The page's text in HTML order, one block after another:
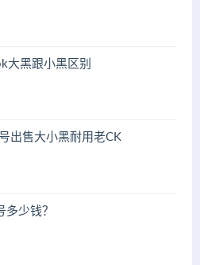
大黑跟小黑区别
出售大小黑耐用老CK
多少钱？